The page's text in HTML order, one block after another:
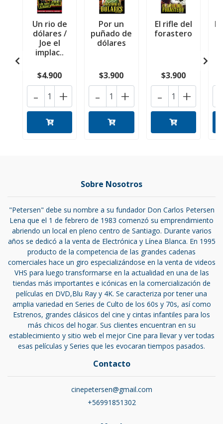
Un rio de
dólares /
Joe el
implac..
$4.900
+
-
Por un
puñado de
dólares
$3.900
+
-
El rifle del
forastero
$3.900
+
-
Sobre Nosotros
"Petersen" debe su nombre a su fundador Don Carlos Petersen
Lena que el 1 de febrero de 1983 comenzó su emprendimiento
abriendo un local en pleno centro de Santiago. Durante varios
años se dedicó a la venta de Electrónica y Línea Blanca. En 1995
producto de la competencia de las grandes cadenas
comerciales hace un giro especializándose en la venta de videos
VHS para luego transformarse en la actualidad en una de las
tiendas más importantes e icónicas en la comercialización de
películas en DVD,Blu Ray y 4K. Se caracteriza por tener una
amplia variedad en Series de Culto de los 60s y 70s, así como
Estrenos, grandes clásicos del cine y cintas infantiles para los
más chicos del hogar. Sus clientes encuentran en su
establecimiento y sitio web el mejor Cine para llevar y ver todas
esas películas y Series que les evocaran tiempos pasados.
Contacto
cinepetersen@gmail.com
+56991851302